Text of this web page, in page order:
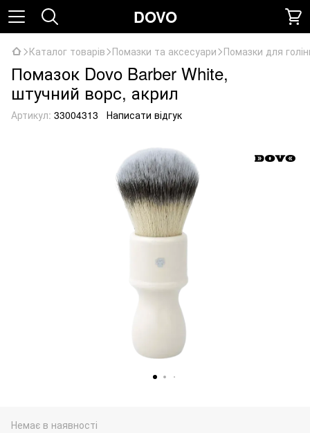
DOVO
Каталог товарів Помазки та аксесуари Помазки для
Помазок Dovo Barber White,
штучний ворс, акрил
Артикул: 33004313 Написати відгук
Немає в наявності